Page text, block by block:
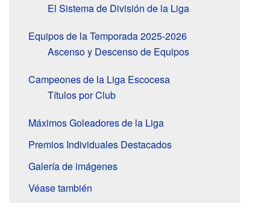
El Sistema de División de la Liga
Equipos de la Temporada 2025-2026
Ascenso y Descenso de Equipos
Campeones de la Liga Escocesa
Títulos por Club
Máximos Goleadores de la Liga
Premios Individuales Destacados
Galería de imágenes
Véase también